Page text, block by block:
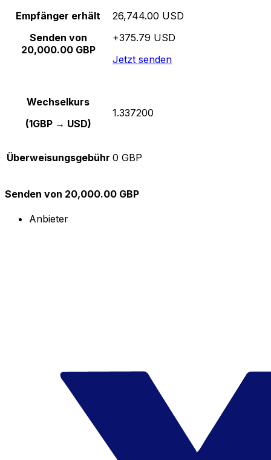
Empfänger erhält
Senden von
20,000.00 GBP
26,744.00 USD
+375.79 USD
Jetzt senden
Wechselkurs
(1GBP → USD)
1.337200
Überweisungsgebühr 0 GBP
Senden von 20,000.00 GBP
Anbieter